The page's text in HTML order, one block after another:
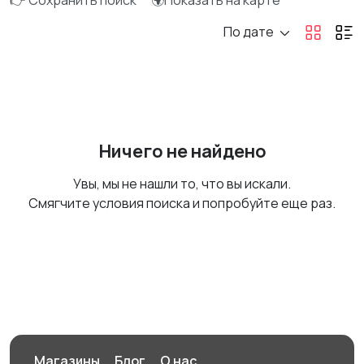
По дате
Ничего не найдено
Увы, мы не нашли то, что вы искали.
Смягчите условия поиска и попробуйте еще раз.